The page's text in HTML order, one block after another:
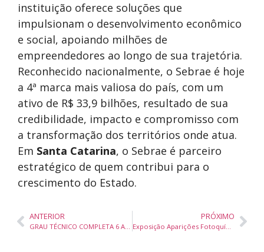
instituição oferece soluções que
impulsionam o desenvolvimento econômico
e social, apoiando milhões de
empreendedores ao longo de sua trajetória.
Reconhecido nacionalmente, o Sebrae é hoje
a 4ª marca mais valiosa do país, com um
ativo de R$ 33,9 bilhões, resultado de sua
credibilidade, impacto e compromisso com
a transformação dos territórios onde atua.
Em Santa Catarina, o Sebrae é parceiro
estratégico de quem contribui para o
crescimento do Estado.
ANTERIOR
GRAU TÉCNICO COMPLETA 6 ANOS EM FLORIPA DIA 19/08 COM PROGRAMAÇÃO ESPECIAL
PRÓXIMO
Exposição Aparições Fotoquímicas resgata técnicas fotográficas históricas em Brasília/DF